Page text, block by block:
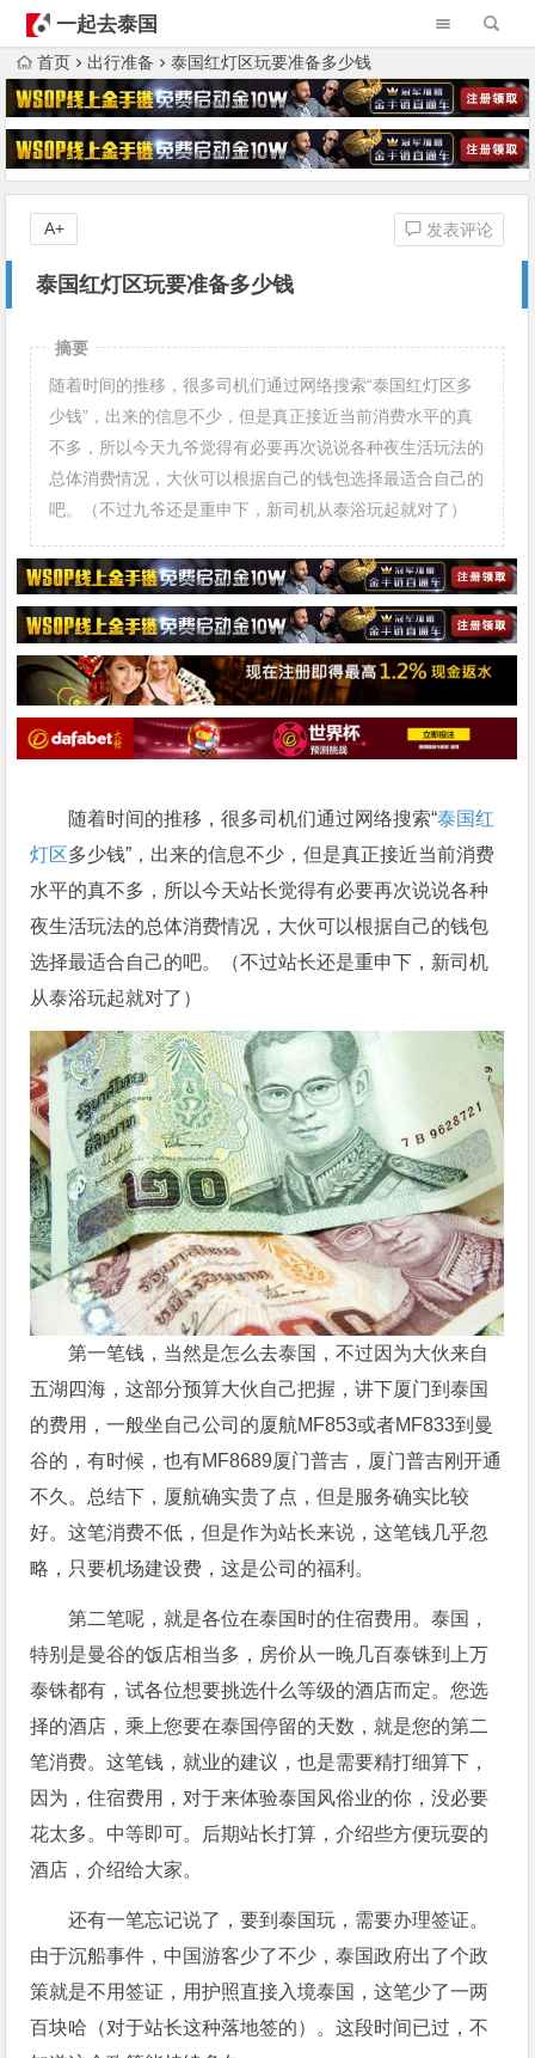
一起去泰国
首页 出行准备 泰国红灯区玩要准备多少钱
泰国红灯区玩要准备多少钱
发表评论
A+
摘要
随着时间的推移，很多司机们通过网络搜索“泰国红灯区多
少钱”，出来的信息不少，但是真正接近当前消费水平的真
不多，所以今天九爷觉得有必要再次说说各种夜生活玩法的
总体消费情况，大伙可以根据自己的钱包选择最适合自己的
吧。（不过九爷还是重申下，新司机从泰浴玩起就对了）
随着时间的推移，很多司机们通过网络搜索“泰国红
灯区多少钱”，出来的信息不少，但是真正接近当前消费
水平的真不多，所以今天站长觉得有必要再次说说各种
夜生活玩法的总体消费情况，大伙可以根据自己的钱包
选择最适合自己的吧。（不过站长还是重申下，新司机
从泰浴玩起就对了）
第一笔钱，当然是怎么去泰国，不过因为大伙来自
五湖四海，这部分预算大伙自己把握，讲下厦门到泰国
的费用，一般坐自己公司的厦航MF853或者MF833到曼
谷的，有时候，也有MF8689厦门普吉，厦门普吉刚开通
不久。总结下，厦航确实贵了点，但是服务确实比较
好。这笔消费不低，但是作为站长来说，这笔钱几乎忽
略，只要机场建设费，这是公司的福利。
第二笔呢，就是各位在泰国时的住宿费用。泰国，
特别是曼谷的饭店相当多，房价从一晚几百泰铢到上万
泰铢都有，试各位想要挑选什么等级的酒店而定。您选
择的酒店，乘上您要在泰国停留的天数，就是您的第二
笔消费。这笔钱，就业的建议，也是需要精打细算下，
因为，住宿费用，对于来体验泰国风俗业的你，没必要
花太多。中等即可。后期站长打算，介绍些方便玩耍的
酒店，介绍给大家。
还有一笔忘记说了，要到泰国玩，需要办理签证。
由于沉船事件，中国游客少了不少，泰国政府出了个政
策就是不用签证，用护照直接入境泰国，这笔少了一两
百块哈（对于站长这种落地签的）。这段时间已过，不